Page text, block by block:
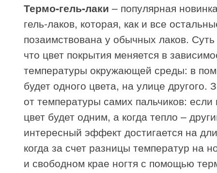
Термо-гель-лаки – популярная
гель-лаков, которая, как и все
позаимствована у обычных лаков.
что цвет покрытия меняется в
температуры окружающей среды: в
будет одного цвета, на улице другого.
от температуры самих пальчиков:
цвет будет одним, а когда тепло –
интересный эффект достигается на
когда за счет разницы температур на
и свободном крае ногтя с помощью